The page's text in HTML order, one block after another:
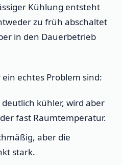
Kühlung entsteht
zu früh abschaltet
in den Dauerbetrieb
echtes Problem sind:
kühler, wird aber
fast Raumtemperatur.
aber die
stark.